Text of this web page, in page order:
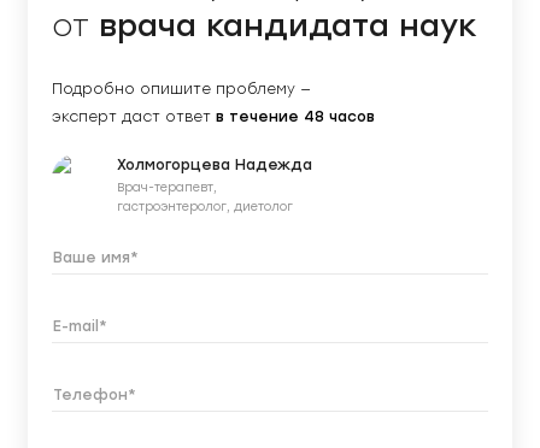
от врача кандидата наук
Подробно опишите проблему —
эксперт даст ответ в течение 48 часов
Холмогорцева Надежда
Врач-терапевт,
гастроэнтеролог, диетолог